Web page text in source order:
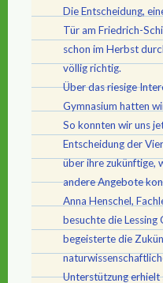
Die Entscheidung,
Tür am Friedrich-
schon im Herbst
völlig richtig.
Über das riesige
Gymnasium hatten
So konnten wir uns
Entscheidung der
über ihre zukünftige,
andere Angebote
Anna Henschel,
besuchte die Lessing
begeisterte die
Unterstützung erhielt